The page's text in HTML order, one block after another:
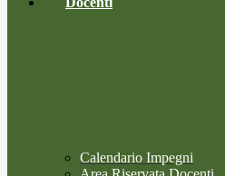
Calendario Impegni